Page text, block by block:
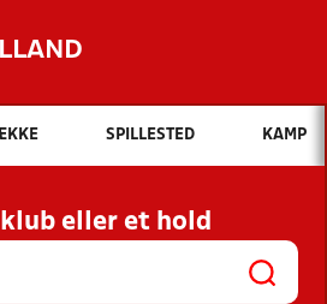
Hvad vil du søge efter?
INDHOLD OG NYHEDER
KLUBBER OG
HOLD
SPILLESTED KAMP
klub eller et hold